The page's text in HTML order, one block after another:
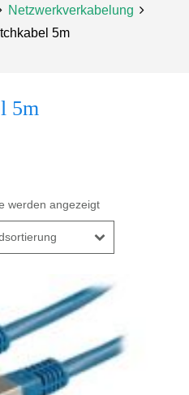
Netzwerkverkabelung
5m
5m
werden angezeigt